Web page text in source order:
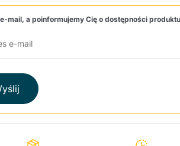
mail, a poinformujemy Cię o dostępności